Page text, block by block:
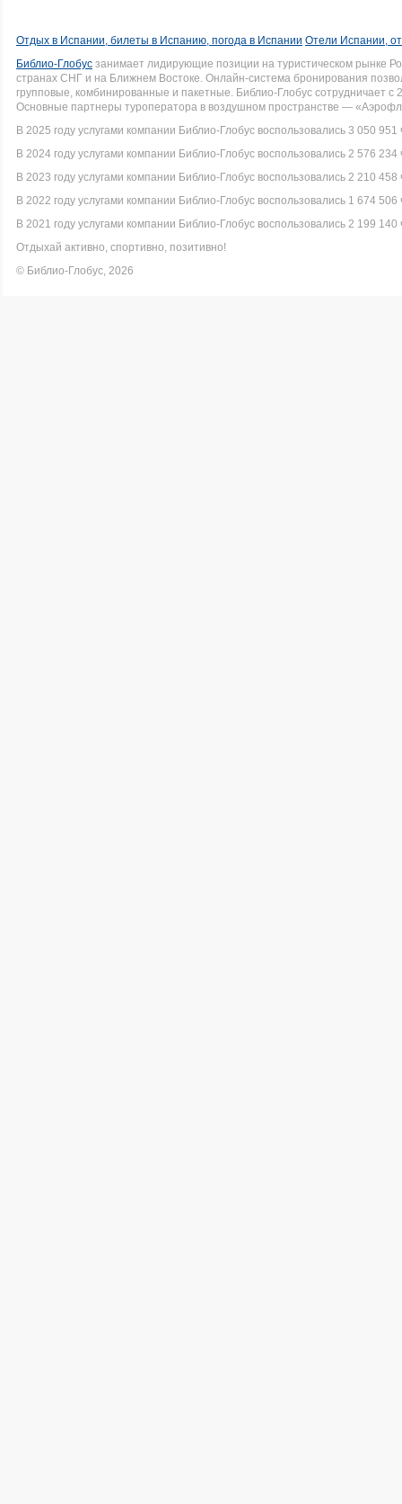
Отдых в Испании, билеты в Испанию, погода в Испании Отели Испании,
Библио-Глобус занимает лидирующие позиции на туристическом рынке
странах СНГ и на Ближнем Востоке. Онлайн-система бронирования
групповые, комбинированные и пакетные. Библио-Глобус сотрудничает
Основные партнеры туроператора в воздушном пространстве —
В 2025 году услугами компании Библио-Глобус воспользовались 3 050 951
В 2024 году услугами компании Библио-Глобус воспользовались 2 576 234
В 2023 году услугами компании Библио-Глобус воспользовались 2 210 458
В 2022 году услугами компании Библио-Глобус воспользовались 1 674 506
В 2021 году услугами компании Библио-Глобус воспользовались 2 199 140
Отдыхай активно, спортивно, позитивно!
© Библио-Глобус, 2026